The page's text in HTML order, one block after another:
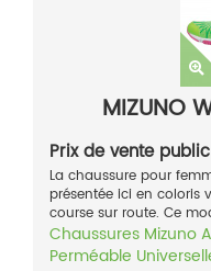
MIZUNO
Prix de vente
La chaussure pour
présentée ici en coloris
course sur route. Ce
Chaussures Mizuno
Perméable